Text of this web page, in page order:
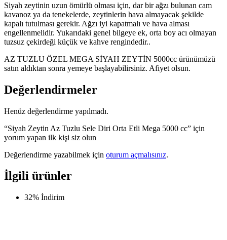
Siyah zeytinin uzun ömürlü olması için, dar bir ağzı bulunan cam
kavanoz ya da tenekelerde, zeytinlerin hava almayacak şekilde
kapalı tutulması gerekir. Ağzı iyi kapatmalı ve hava alması
engellenmelidir. Yukarıdaki genel bilgeye ek, orta boy acı olmayan
tuzsuz çekirdeği küçük ve kahve rengindedir..
AZ TUZLU ÖZEL MEGA SİYAH ZEYTİN 5000cc ürünümüzü
satın aldıktan sonra yemeye başlayabilirsiniz. Afiyet olsun.
Değerlendirmeler
Henüz değerlendirme yapılmadı.
“Siyah Zeytin Az Tuzlu Sele Diri Orta Etli Mega 5000 cc” için
yorum yapan ilk kişi siz olun
Değerlendirme yazabilmek için oturum açmalısınız.
İlgili ürünler
32% İndirim